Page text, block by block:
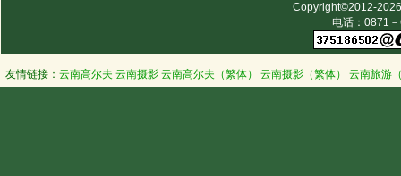
Copyright©2012-2026
电话：0871
友情链接： 云南高尔夫 云南摄影 云南高尔夫（繁体） 云南摄影（繁体） 云南旅游